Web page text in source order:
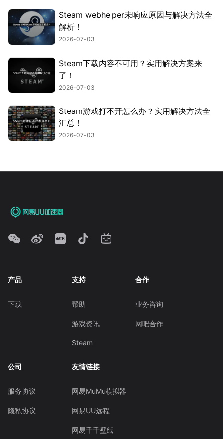
Steam webhelper未响应原因与解决方法全
解析！
2026-07-03
Steam下载内容不可用？实用解决方案来
了！
2026-07-03
Steam游戏打不开怎么办？实用解决方法全
汇总！
2026-07-03
产品
下载
支持
帮助
游戏资讯
Steam
合作
业务咨询
网吧合作
公司
服务协议
隐私协议
友情链接
网易MuMu模拟器
网易UU远程
网易千千壁纸